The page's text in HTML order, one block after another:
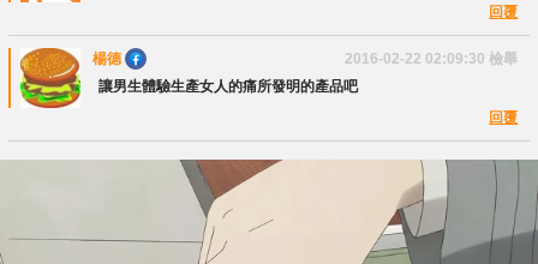
回覆
楊德 2016-02-22 02:09:30 檢舉
讓男生體驗生產女人的痛所發明的產品吧
回覆